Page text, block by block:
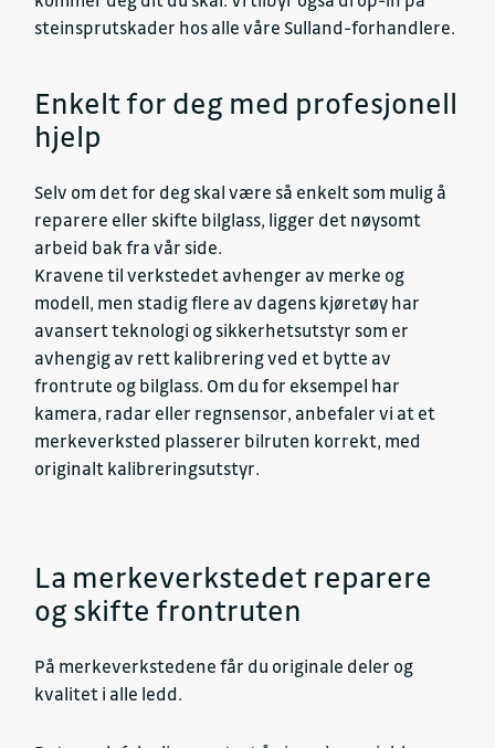
steinsprutskader hos alle våre Sulland-forhandlere.
Enkelt for deg med profesjonell
hjelp
Selv om det for deg skal være så enkelt som mulig å
reparere eller skifte bilglass, ligger det nøysomt
arbeid bak fra vår side.
Kravene til verkstedet avhenger av merke og
modell, men stadig flere av dagens kjøretøy har
avansert teknologi og sikkerhetsutstyr som er
avhengig av rett kalibrering ved et bytte av
frontrute og bilglass. Om du for eksempel har
kamera, radar eller regnsensor, anbefaler vi at et
merkeverksted plasserer bilruten korrekt, med
originalt kalibreringsutstyr.
La merkeverkstedet reparere
og skifte frontruten
På merkeverkstedene får du originale deler og
kvalitet i alle ledd.